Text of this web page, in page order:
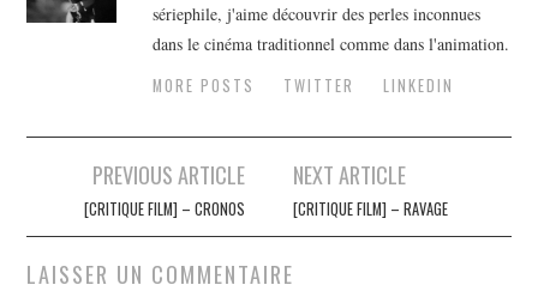
sériephile, j'aime découvrir des perles inconnues
dans le cinéma traditionnel comme dans l'animation.
MORE POSTS
TWITTER LINKEDIN
Navigation
articles
PREVIOUS ARTICLE
[CRITIQUE FILM] – CRONOS
NEXT ARTICLE
[CRITIQUE FILM] – RAVAGE
LAISSER UN COMMENTAIRE